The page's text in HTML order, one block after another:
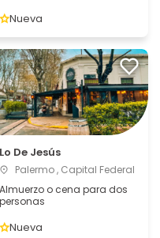
Nueva
Lo De Jesús
Palermo , Capital Federal
Almuerzo o cena para dos
personas
Nueva